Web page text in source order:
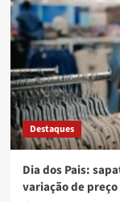
Destaques
Dia dos Pais:
variação de